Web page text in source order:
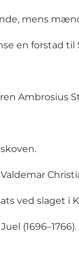
mens
en forstad til
ved slaget i
(1696–1766).